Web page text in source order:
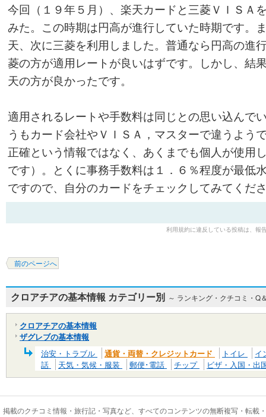
今回（１９年５月）、楽天カードと三菱ＶＩＳＡ
みた。この時期は円高が進行していた時期です。
天、次に三菱を利用しました。普通なら円高の進
菱の方が適用レートが良いはずです。しかし、結
天の方が良かったです。
適用されるレートや手数料は同じとの思い込んで
うもカード会社やＶＩＳＡ，マスターで違うよう
正確という情報ではなく、あくまでも個人が使用
です）。とくに事務手数料は１．６％程度が最低
ですので、自分のカードをチェックしてみてくだ
利用規約に違反している投稿は、報
前のページへ
クロアチアの基本情報 カテゴリー別 ～ ランキング・クチコミ・Q
クロアチアの基本情報
ザグレブの基本情報
治安・トラブル
通貨・両替・クレジットカード トイレ
イ
話
天気・気候・服装 郵便･電話 チップ ビザ・入国・出
掲載のクチコミ情報・旅行記・写真など、すべてのコンテンツの無断複写・転載